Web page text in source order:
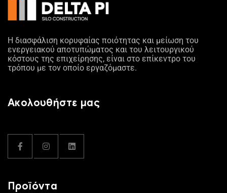
Η διασφάλιση κορυφαίας ποιότητας και μείωση του
ενεργειακού αποτυπώματος και του λειτουργικού
κόστους της επιχείρησης, είναι στο επίκεντρο του
τρόπου με τον οποίο εργαζόμαστε.
Ακολουθήστε μας
Προϊόντα